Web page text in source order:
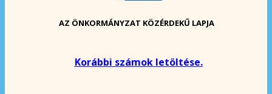
AZ ÖNKORMÁNYZAT KÖZÉRDEKŰ LAPJA
Korábbi számok letöltése.